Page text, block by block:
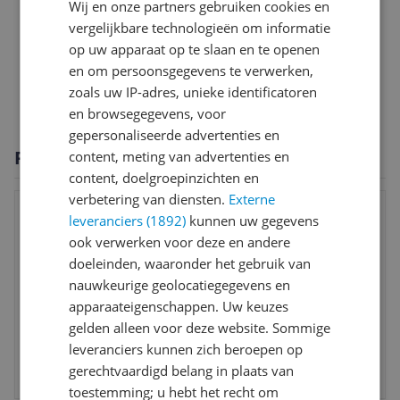
Overige kenmerken
Productinformatie
Technisch
Productomschrijving
Wij en onze partners gebruiken cookies en
vergelijkbare technologieën om informatie
op uw apparaat op te slaan en te openen
en om persoonsgegevens te verwerken,
zoals uw IP-adres, unieke identificatoren
en browsegegevens, voor
gepersonaliseerde advertenties en
content, meting van advertenties en
content, doelgroepinzichten en
verbetering van diensten. Externe
leveranciers (1892) kunnen uw gegevens
ook verwerken voor deze en andere
doeleinden, waaronder het gebruik van
nauwkeurige geolocatiegegevens en
apparaateigenschappen. Uw keuzes
gelden alleen voor deze website. Sommige
leveranciers kunnen zich beroepen op
gerechtvaardigd belang in plaats van
toestemming; u hebt het recht om